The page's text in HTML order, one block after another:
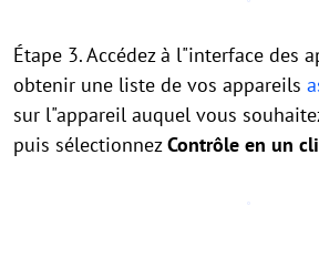
Étape 3. Accédez à l"interface des
obtenir une liste de vos appareils
sur l"appareil auquel vous
puis sélectionnezContrôle en un